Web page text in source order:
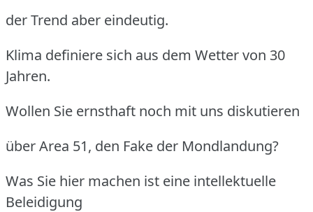
der Trend aber eindeutig.
Klima definiere sich aus dem Wetter von 30
Jahren.
Wollen Sie ernsthaft noch mit uns diskutieren
über Area 51, den Fake der Mondlandung?
Was Sie hier machen ist eine intellektuelle
Beleidigung